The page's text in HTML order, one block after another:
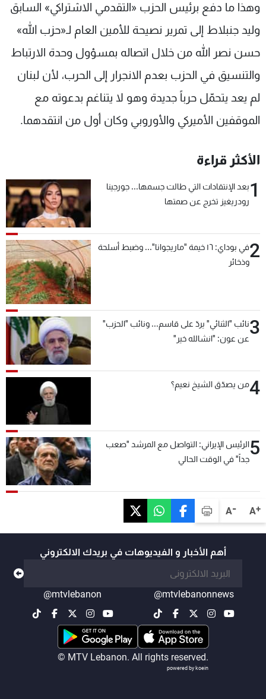
A+
A-
وهذا ما دفع برئيس الحزب «التقدمي الاشتراكي» السابق
وليد جنبلاط إلى تمرير نصيحة للأمين العام لـ«حزب الله»
حسن نصر الله من خلال اتصاله بمسؤول وحدة الارتباط
والتنسيق في الحزب بعدم الانجرار إلى الحرب، لأن لبنان
لم يعد يتحمّل حرباً جديدة وهو لا يتناغم بدعوته مع
الموقفين الأميركي والأوروبي وكان أول من انتقدهما.
الأكثر قراءة
1بعد الإنتقادات التي طالت جسمها... جورجينا
رودريغيز تخرج عن صمتها
2
في بوداي: ١٦ خيمة "ماريجوانا"... وضبط أسلحة
وذخائر
3نائب "الثنائي" يردّ على قاسم... ونائب "الحزب"
عن عون: "انشالله خير"
4من يصدّق الشيخ نعيم؟
5الرئيس الإيراني: التواصل مع المرشد "صعب
جداً" في الوقت الحالي
أهم الأخبار و الفيديوهات في بريدك الالكتروني
@mtvlebanonnews
@mtvlebanon
© MTV Lebanon. All rights reserved.
powered by koein